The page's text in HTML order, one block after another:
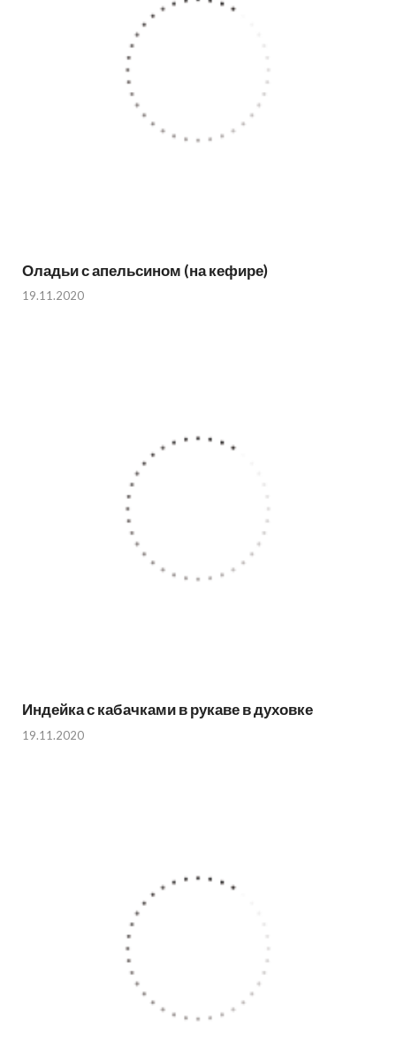
Оладьи с апельсином (на кефире)
19.11.2020
Индейка с кабачками в рукаве в духовке
19.11.2020